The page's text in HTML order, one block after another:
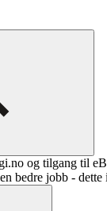
og tilgang til
bedre jobb -